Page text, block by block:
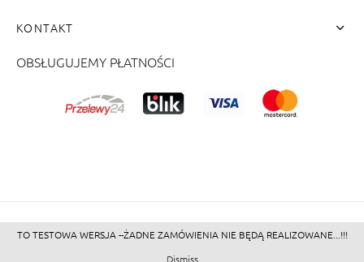
KONTAKT
OBSŁUGUJEMY PŁATNOŚCI
©2026 - Zacienione.pl<br>
TO TESTOWA WERSJA --ŻADNE ZAMÓWIENIA NIE BĘDĄ REALIZOWANE...!!!
Dismiss